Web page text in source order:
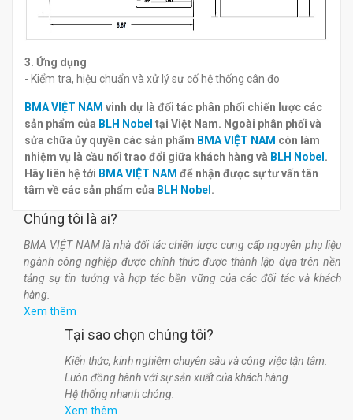
3. Ứng dụng
- Kiểm tra, hiệu chuẩn và xử lý sự cố hệ thống cân đo
BMA VIỆT NAM vinh dự là đối tác phân phối chiến lược các
sản phẩm của BLH Nobel tại Việt Nam. Ngoài phân phối và
sửa chữa ủy quyền các sản phẩm BMA VIỆT NAM còn làm
nhiệm vụ là cầu nối trao đổi giữa khách hàng và BLH Nobel .
Hãy liên hệ tới BMA VIỆT NAM để nhận được sự tư vấn tân
tâm về các sản phẩm của BLH Nobel .
Chúng tôi là ai?
BMA VIỆT NAM là nhà đối tác chiến lược cung cấp nguyên phụ liệu
ngành công nghiệp được chính thức được thành lập dựa trên nền
tảng sự tin tưởng và hợp tác bền vững của các đối tác và khách
hàng.
Xem thêm
Tại sao chọn chúng tôi?
Kiến thức, kinh nghiệm chuyên sâu và công việc tận tâm.
Luôn đồng hành với sự sản xuất của khách hàng.
Hệ thống nhanh chóng.
Xem thêm